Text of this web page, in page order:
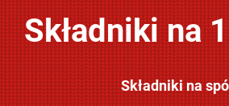
Składniki na
Składniki na